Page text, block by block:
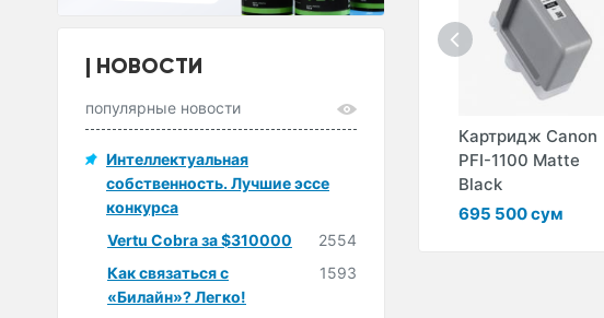
Картридж Canon
PFI-320C Cyan
1 664 300 сум
Картридж Canon
Black
Картридж Canon
PFI-1100 Matte
Black
695 500 сум
НОВОСТИ
популярные новости
Интеллектуальная
собственность. Лучшие эссе
конкурса
Vertu Cobra за $310000
2554
Как связаться с
«Билайн»? Легко!
1593